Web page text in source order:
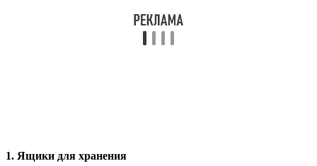
1. Ящики для хранения